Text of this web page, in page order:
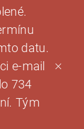
datu.
e-mail
734
Tým